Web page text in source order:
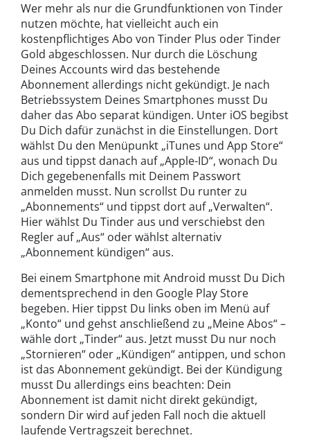
Wer mehr als nur die Grundfunktionen von Tinder
nutzen möchte, hat vielleicht auch ein
kostenpflichtiges Abo von Tinder Plus oder Tinder
Gold abgeschlossen. Nur durch die Löschung
Deines Accounts wird das bestehende
Abonnement allerdings nicht gekündigt. Je nach
Betriebssystem Deines Smartphones musst Du
daher das Abo separat kündigen. Unter iOS begibst
Du Dich dafür zunächst in die Einstellungen. Dort
wählst Du den Menüpunkt „iTunes und App Store“
aus und tippst danach auf „Apple-ID“, wonach Du
Dich gegebenenfalls mit Deinem Passwort
anmelden musst. Nun scrollst Du runter zu
„Abonnements“ und tippst dort auf „Verwalten“.
Hier wählst Du Tinder aus und verschiebst den
Regler auf „Aus“ oder wählst alternativ
„Abonnement kündigen“ aus.
Bei einem Smartphone mit Android musst Du Dich
dementsprechend in den Google Play Store
begeben. Hier tippst Du links oben im Menü auf
„Konto“ und gehst anschließend zu „Meine Abos“ –
wähle dort „Tinder“ aus. Jetzt musst Du nur noch
„Stornieren“ oder „Kündigen“ antippen, und schon
ist das Abonnement gekündigt. Bei der Kündigung
musst Du allerdings eins beachten: Dein
Abonnement ist damit nicht direkt gekündigt,
sondern Dir wird auf jeden Fall noch die aktuell
laufende Vertragszeit berechnet.